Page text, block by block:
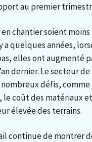
au premier
chantier soient moins
a quelques années,
elles ont augmenté
dernier. Le secteur
défis, comme
coût des matériaux
élevée des terrains.
continue de montrer